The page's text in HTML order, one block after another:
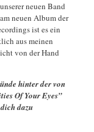
neuen Band
neuen Album der
ist es ein
aus meinen
von der Hand
hinter der von
Of Your Eyes”
dazu